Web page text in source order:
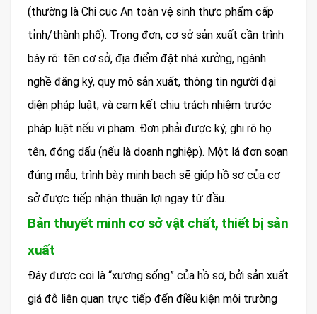
(thường là Chi cục An toàn vệ sinh thực phẩm cấp
tỉnh/thành phố). Trong đơn, cơ sở sản xuất cần trình
bày rõ: tên cơ sở, địa điểm đặt nhà xưởng, ngành
nghề đăng ký, quy mô sản xuất, thông tin người đại
diện pháp luật, và cam kết chịu trách nhiệm trước
pháp luật nếu vi phạm. Đơn phải được ký, ghi rõ họ
tên, đóng dấu (nếu là doanh nghiệp). Một lá đơn soạn
đúng mẫu, trình bày minh bạch sẽ giúp hồ sơ của cơ
sở được tiếp nhận thuận lợi ngay từ đầu.
Bản thuyết minh cơ sở vật chất, thiết bị sản
xuất
Đây được coi là “xương sống” của hồ sơ, bởi sản xuất
giá đỗ liên quan trực tiếp đến điều kiện môi trường